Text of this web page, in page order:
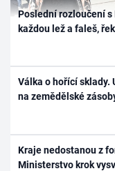
Poslední rozloučení
každou lež a faleš,
Válka o hořící sklady.
na zemědělské
Kraje nedostanou z
Ministerstvo krok